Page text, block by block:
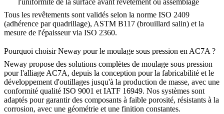
l'uniformité de la surface avant revêtement ou assemblage
Tous les revêtements sont validés selon la norme ISO 2409
(adhérence par quadrillage), ASTM B117 (brouillard salin) et la
mesure de l'épaisseur via ISO 2360.
Pourquoi choisir Neway pour le moulage sous pression en AC7A ?
Neway propose des solutions complètes de moulage sous pression
pour l'alliage AC7A, depuis la conception pour la fabricabilité et le
développement d'outillages jusqu'à la production de masse, avec une
conformité qualité ISO 9001 et IATF 16949. Nos systèmes sont
adaptés pour garantir des composants à faible porosité, résistants à la
corrosion, avec une géométrie et une finition constantes.